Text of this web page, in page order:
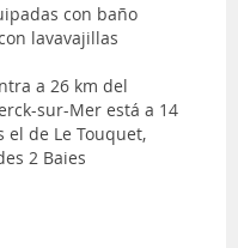
con baño
lavavajillas
a 26 km del
sur-Mer está a 14
el de Le Touquet,
2 Baies